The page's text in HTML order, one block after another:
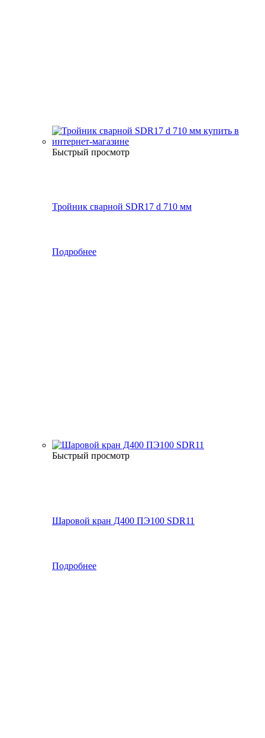
Быстрый просмотр
Тройник сварной SDR17 d 710 мм
Подробнее
Быстрый просмотр
Шаровой кран Д400 ПЭ100 SDR11
Подробнее